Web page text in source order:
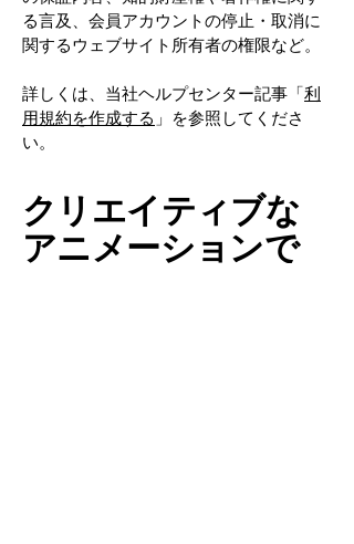
る言及、会員アカウントの停止・取消に
関するウェブサイト所有者の権限など。
詳しくは、当社ヘルプセンター記事「利
用規約を作成する 」を参照してくださ
い。
クリエイティブな
アニメーションで